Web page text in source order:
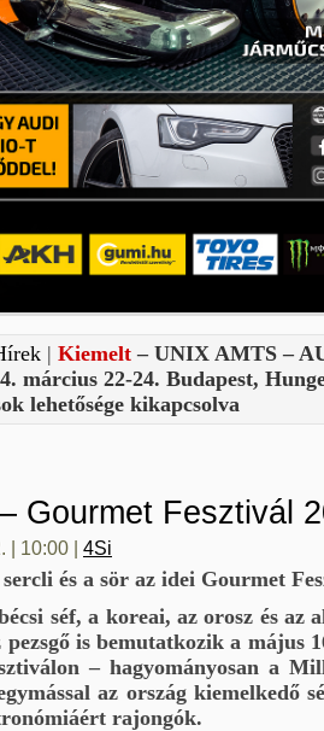
| Kiemelt – UNIX AMTS –
március 22-24. Budapest,
lehetősége kikapcsolva
– Gourmet Fesztivál
| 10:00 | 4Si
és a sör az idei Gourmet
séf, a koreai, az orosz és az
pezsgő is bemutatkozik a május
– hagyományosan a
az ország kiemelkedő
rajongók.